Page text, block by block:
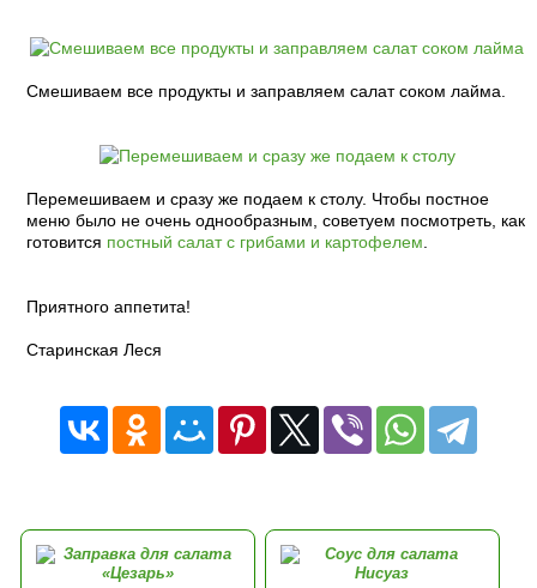
Смешиваем все продукты и заправляем салат соком лайма.
Перемешиваем и сразу же подаем к столу. Чтобы постное
меню было не очень однообразным, советуем посмотреть, как
готовится постный салат с грибами и картофелем
Приятного аппетита!
Старинская Леся